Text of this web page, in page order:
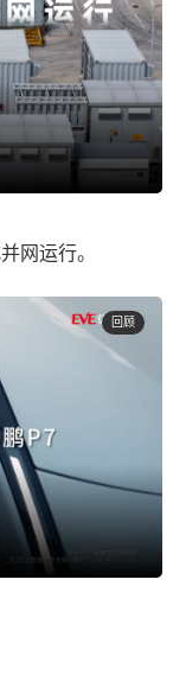
网运行。
回顾